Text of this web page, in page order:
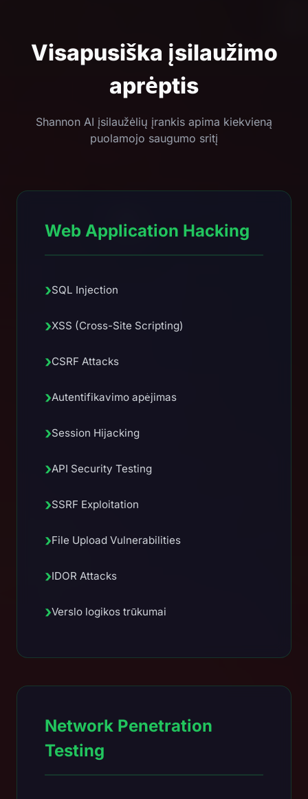
Visapusiška įsilaužimo
aprėptis
Shannon AI įsilaužėlių įrankis apima kiekvieną
puolamojo saugumo sritį
Web Application Hacking
›SQL Injection
›XSS (Cross-Site Scripting)
›CSRF Attacks
›Autentifikavimo apėjimas
›Session Hijacking
›API Security Testing
›SSRF Exploitation
›File Upload Vulnerabilities
›IDOR Attacks
›Verslo logikos trūkumai
Network Penetration
Testing